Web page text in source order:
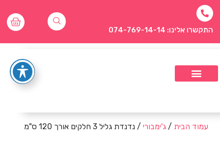
התקשרו אלינו: 074-769-14-14
עמוד הבית /ג'ימבורי / נדנדת גליל 3 חלקים אורך 120 ס"מ